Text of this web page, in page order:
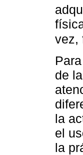
vez,
de
la
el
la